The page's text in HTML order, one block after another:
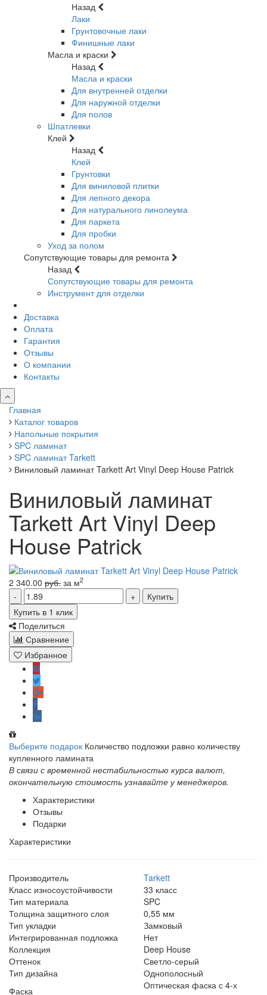
Назад
Лаки
Грунтовочные лаки
Финишные лаки
Масла и краски
Назад
Масла и краски
Для внутренней отделки
Для наружной отделки
Для полов
Шпатлевки
Клей
Назад
Клей
Грунтовки
Для виниловой плитки
Для лепного декора
Для натурального линолеума
Для паркета
Для пробки
Уход за полом
Сопутствующие товары для ремонта
Назад
Сопутствующие товары для ремонта
Инструмент для отделки
Доставка
Оплата
Гарантия
Отзывы
О компании
Контакты
Главная
Каталог товаров
Напольные покрытия
SPC ламинат
SPC ламинат Tarkett
Виниловый ламинат Tarkett Art Vinyl Deep House Patrick
Виниловый ламинат
Tarkett Art Vinyl Deep
House Patrick
2 340.00 руб. за м2
Купить
Купить в 1 клик
Поделиться
Сравнение
Избранное
Выберите подарок Количество подложки равно количеству
купленного ламината
В связи с временной нестабильностью курса валют,
окончательную стоимость узнавайте у менеджеров.
Характеристики
Отзывы
Подарки
Характеристики
Производитель
Tarkett
Класс износоустойчивости
33 класс
Тип материала
SPC
Толщина защитного слоя
0,55 мм
Тип укладки
Замковый
Интегрированная подложка
Нет
Коллекция
Deep House
Оттенок
Светло-серый
Тип дизайна
Однополосный
Фаска
Оптическая фаска с 4-х